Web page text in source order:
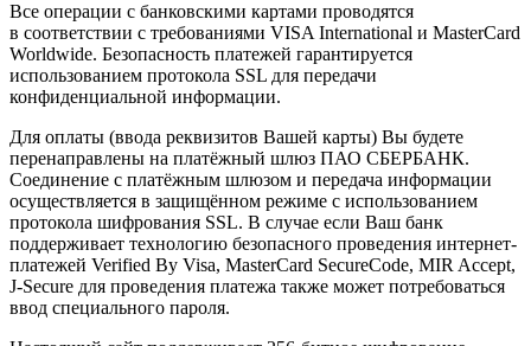
Все операции с банковскими картами проводятся
в соответствии с требованиями VISA International и MasterCard
Worldwide. Безопасность платежей гарантируется
использованием протокола SSL для передачи
конфиденциальной информации.
Для оплаты (ввода реквизитов Вашей карты) Вы будете
перенаправлены на платёжный шлюз ПАО СБЕРБАНК.
Соединение с платёжным шлюзом и передача информации
осуществляется в защищённом режиме с использованием
протокола шифрования SSL. В случае если Ваш банк
поддерживает технологию безопасного проведения интернет-
платежей Verified By Visa, MasterCard SecureCode, MIR Accept,
J-Secure для проведения платежа также может потребоваться
ввод специального пароля.